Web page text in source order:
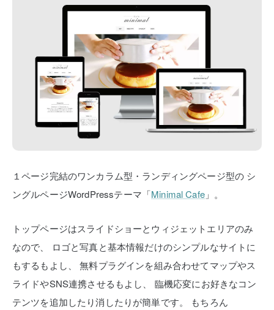
１ページ完結のワンカラム型・ランディングページ型の シ
ングルページWordPressテーマ「Minimal Cafe」。
トップページはスライドショーとウィジェットエリアのみ
なので、
ロゴと写真と基本情報だけのシンプルなサイトに
もするもよし、
無料プラグインを組み合わせてマップやス
ライドやSNS連携させるもよし、
臨機応変にお好きなコン
テンツを追加したり消したりが簡単です。
もちろん